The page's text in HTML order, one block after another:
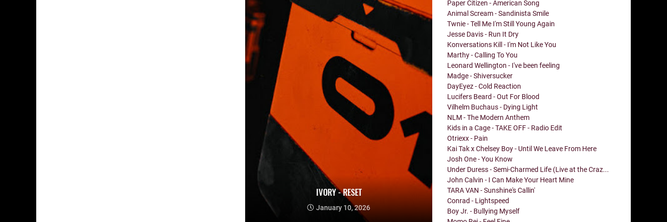
IVORY - RESET
January 10, 2026
Paper Citizen - American Song
Animal Scream - Sandinista Smile
Twnie - Tell Me I'm Still Young Again
Jesse Davis - Run It Dry
Konversations Kill - I'm Not Like You
Marthy - Calling To You
Leonard Wellington - I've been feeling
Madge - Shiversucker
DayEyez - Cold Reaction
Lucifers Beard - Out For Blood
Vilhelm Buchaus - Dying Light
NLM - The Modern Anthem
Kids in a Cage - TAKE OFF - Radio Edit
Otriexx - Pain
Kai Tak x Chelsey Boy - Until We Leave From Here
Josh One - You Know
Under Duress - Semi-Charmed Life (Live at the Craz...
John Calvin - I Can Make Your Heart Mine
TARA VAN - Sunshine's Callin'
Conrad - Lightspeed
Boy Jr. - Bullying Myself